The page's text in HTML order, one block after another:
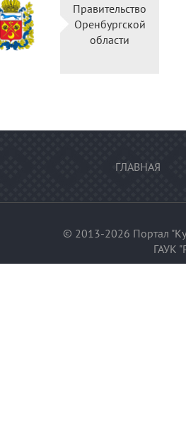
Правительство
Оренбургской
области
ГЛАВНАЯ
© 2013-2026 Портал
ГАУК